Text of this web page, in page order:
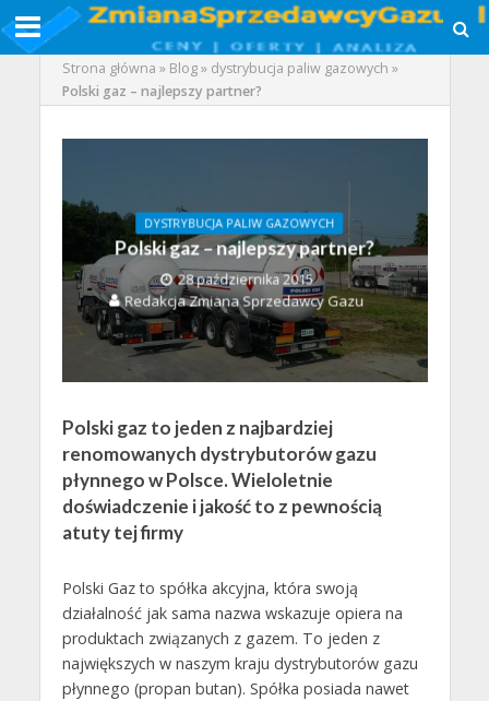
Strona główna » Blog» dystrybucja paliw gazowych »
Polski gaz – najlepszy partner?
DYSTRYBUCJA PALIW GAZOWYCH
Polski gaz – najlepszy partner?
28 października 2015
Redakcja Zmiana Sprzedawcy Gazu
Polski gaz to jeden z najbardziej
renomowanych dystrybutorów gazu
płynnego w Polsce. Wieloletnie
doświadczenie i jakość to z pewnością
atuty tej firmy
Polski Gaz to spółka akcyjna, która swoją
działalność jak sama nazwa wskazuje opiera na
produktach związanych z gazem. To jeden z
największych w naszym kraju dystrybutorów gazu
płynnego (propan butan). Spółka posiada nawet